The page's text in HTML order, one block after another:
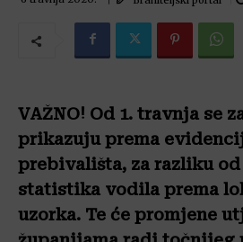
VAŽNO! Od 1. travnja se
prikazuju prema
prebivališta, za razliku od
statistika vodila prema
uzorka. Te će promjene